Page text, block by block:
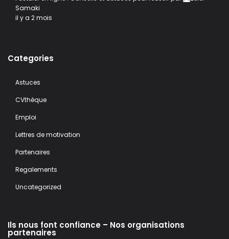
Samaki
il y a 2 mois
Categories
Astuces
CVthèque
Emploi
Lettres de motivation
Partenaires
Regalements
Uncategorized
Ils nous font confiance – Nos organisations
partenaires